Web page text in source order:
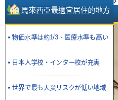
馬來西亞最適宜居住的地方
• 物価水準は約1/3、医療水準も高い
• 日本人学校・インター校が充実
• 世界で最も天災リスクが低い地域